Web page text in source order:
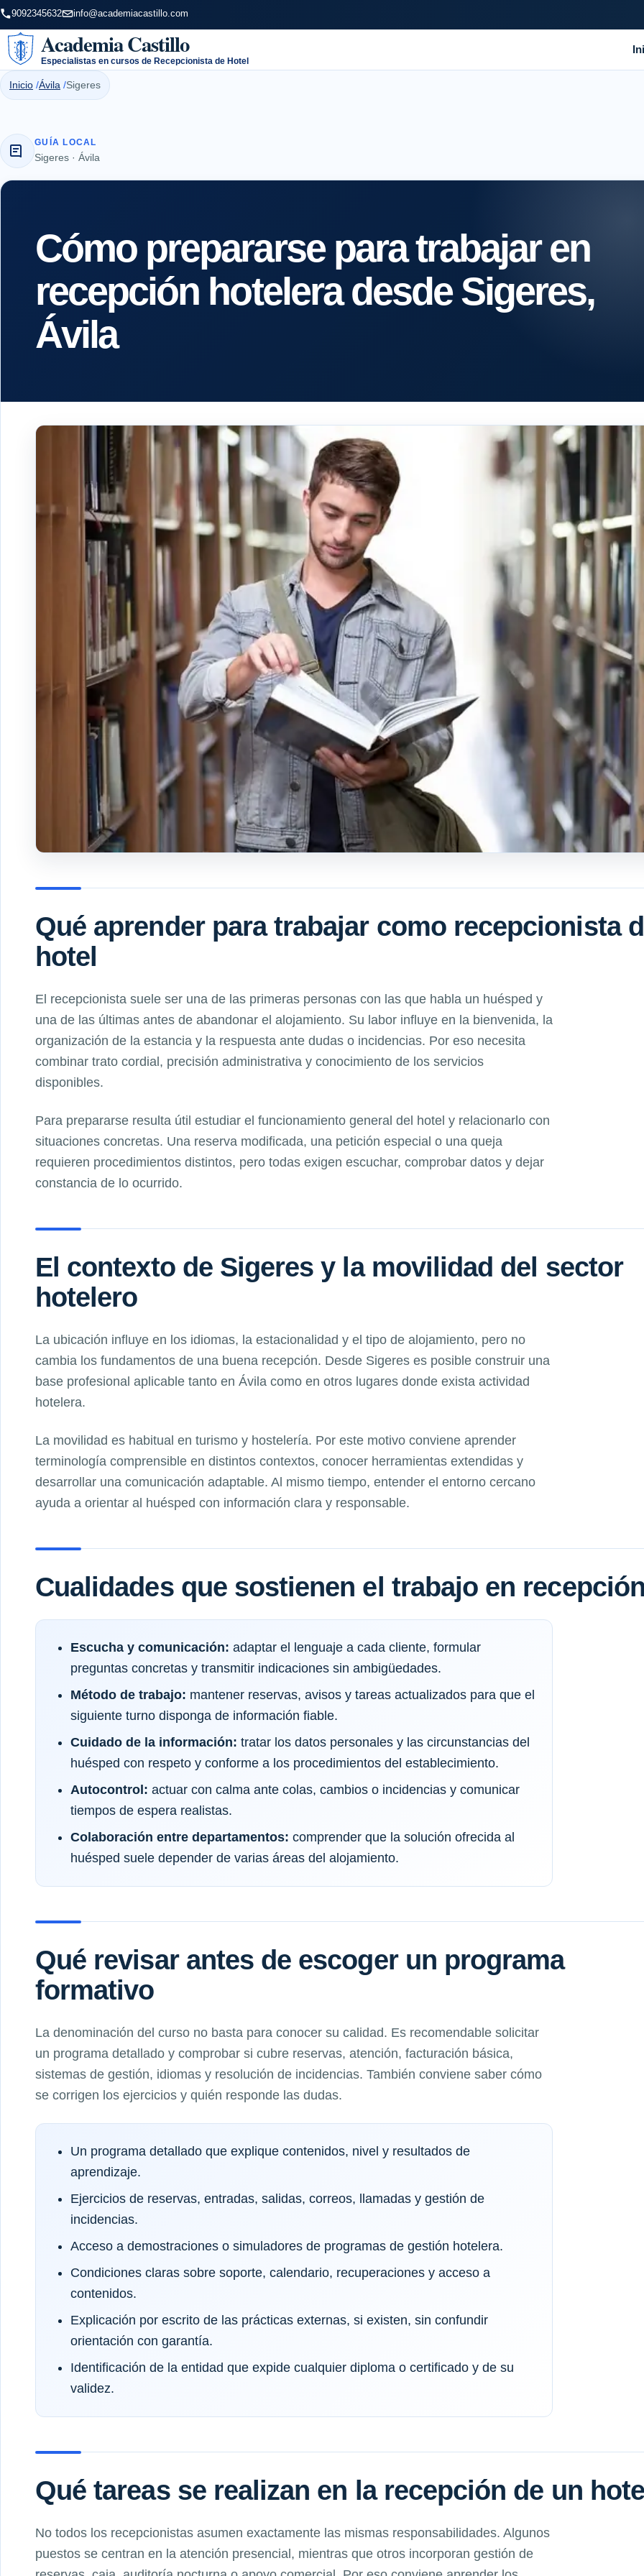
9092345632 info@academiacastillo.com
Academia Castillo
Especialistas en cursos de Recepcionista de Hotel
Inicio Ávila Sigeres
GUÍA LOCAL
Sigeres · Ávila
Cómo prepararse para trabajar en
recepción hotelera desde Sigeres,
Ávila
Qué aprender para trabajar como recepcionista
hotel
El recepcionista suele ser una de las primeras personas con las que habla un huésped y
una de las últimas antes de abandonar el alojamiento. Su labor influye en la bienvenida, la
organización de la estancia y la respuesta ante dudas o incidencias. Por eso necesita
combinar trato cordial, precisión administrativa y conocimiento de los servicios
disponibles.
Para prepararse resulta útil estudiar el funcionamiento general del hotel y relacionarlo con
situaciones concretas. Una reserva modificada, una petición especial o una queja
requieren procedimientos distintos, pero todas exigen escuchar, comprobar datos y dejar
constancia de lo ocurrido.
El contexto de Sigeres y la movilidad del sector
hotelero
La ubicación influye en los idiomas, la estacionalidad y el tipo de alojamiento, pero no
cambia los fundamentos de una buena recepción. Desde Sigeres es posible construir una
base profesional aplicable tanto en Ávila como en otros lugares donde exista actividad
hotelera.
La movilidad es habitual en turismo y hostelería. Por este motivo conviene aprender
terminología comprensible en distintos contextos, conocer herramientas extendidas y
desarrollar una comunicación adaptable. Al mismo tiempo, entender el entorno cercano
ayuda a orientar al huésped con información clara y responsable.
Cualidades que sostienen el trabajo en
Escucha y comunicación: adaptar el lenguaje a cada cliente, formular
preguntas concretas y transmitir indicaciones sin ambigüedades.
Método de trabajo: mantener reservas, avisos y tareas actualizados para que el
siguiente turno disponga de información fiable.
Cuidado de la información: tratar los datos personales y las circunstancias del
huésped con respeto y conforme a los procedimientos del establecimiento.
Autocontrol: actuar con calma ante colas, cambios o incidencias y comunicar
tiempos de espera realistas.
Colaboración entre departamentos: comprender que la solución ofrecida al
huésped suele depender de varias áreas del alojamiento.
Qué revisar antes de escoger un programa
formativo
La denominación del curso no basta para conocer su calidad. Es recomendable solicitar
un programa detallado y comprobar si cubre reservas, atención, facturación básica,
sistemas de gestión, idiomas y resolución de incidencias. También conviene saber cómo
se corrigen los ejercicios y quién responde las dudas.
Un programa detallado que explique contenidos, nivel y resultados de
aprendizaje.
Ejercicios de reservas, entradas, salidas, correos, llamadas y gestión de
incidencias.
Acceso a demostraciones o simuladores de programas de gestión hotelera.
Condiciones claras sobre soporte, calendario, recuperaciones y acceso a
contenidos.
Explicación por escrito de las prácticas externas, si existen, sin confundir
orientación con garantía.
Identificación de la entidad que expide cualquier diploma o certificado y de su
validez.
Qué tareas se realizan en la recepción de un
No todos los recepcionistas asumen exactamente las mismas responsabilidades. Algunos
puestos se centran en la atención presencial, mientras que otros incorporan gestión de